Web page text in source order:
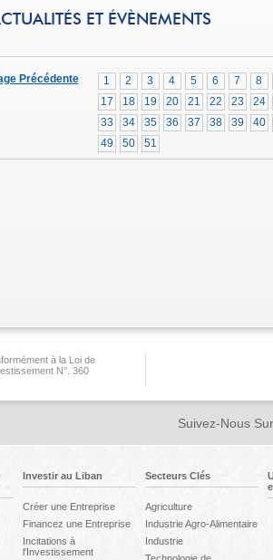
ET ÉVÈNEMENTS
1 2 3 4 5 6 7 8
17
18 19 20 21 22 23 24
33
34 35 36 37 38 39 40
49
50 51
Précédente
à la Loi de
N°. 360
Suivez-Nous Sur
Investir au Liban
Créer une Entreprise
Financez une Entreprise
Incitations à
l'Investissement
Secteurs Clés
Agriculture
Industrie Agro-Alimentaire
Industrie